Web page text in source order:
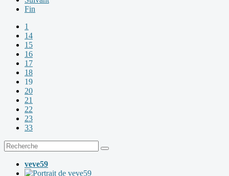
Fin
1
14
15
16
17
18
19
20
21
22
23
33
veve59